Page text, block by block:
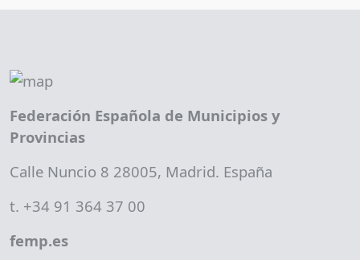
Federación Española de Municipios y
Provincias
Calle Nuncio 8 28005, Madrid. España
t. +34 91 364 37 00
femp.es